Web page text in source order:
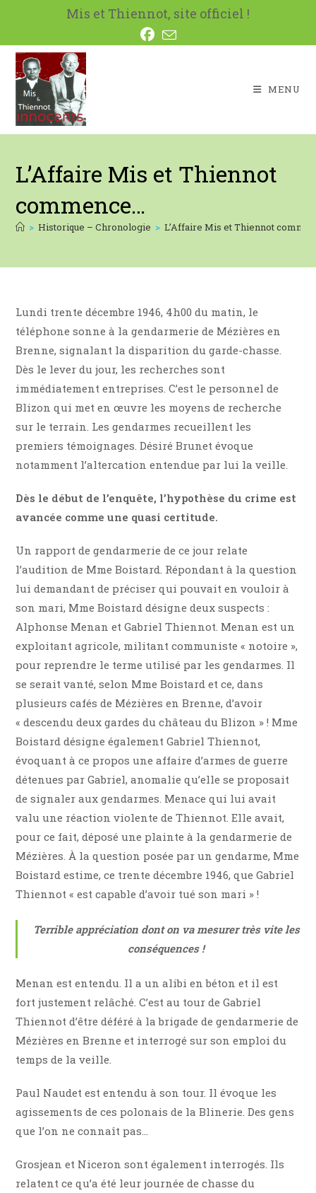
content
Mis et Thiennot, site officiel !
MENU
L’Affaire Mis et Thiennot
commence…
> Historique – Chronologie > L’Affaire Mis et Thiennot
Lundi trente décembre 1946, 4h00 du matin, le
téléphone sonne à la gendarmerie de Mézières en
Brenne, signalant la disparition du garde-chasse.
Dès le lever du jour, les recherches sont
immédiatement entreprises. C’est le personnel de
Blizon qui met en œuvre les moyens de recherche
sur le terrain. Les gendarmes recueillent les
premiers témoignages. Désiré Brunet évoque
notamment l’altercation entendue par lui la veille.
Dès le début de l’enquête, l’hypothèse du crime est
avancée comme une quasi certitude.
Un rapport de gendarmerie de ce jour relate
l’audition de Mme Boistard. Répondant à la question
lui demandant de préciser qui pouvait en vouloir à
son mari, Mme Boistard désigne deux suspects :
Alphonse Menan et Gabriel Thiennot. Menan est un
exploitant agricole, militant communiste « notoire »,
pour reprendre le terme utilisé par les gendarmes. Il
se serait vanté, selon Mme Boistard et ce, dans
plusieurs cafés de Mézières en Brenne, d’avoir
« descendu deux gardes du château du Blizon » ! Mme
Boistard désigne également Gabriel Thiennot,
évoquant à ce propos une affaire d’armes de guerre
détenues par Gabriel, anomalie qu’elle se proposait
de signaler aux gendarmes. Menace qui lui avait
valu une réaction violente de Thiennot. Elle avait,
pour ce fait, déposé une plainte à la gendarmerie de
Mézières. À la question posée par un gendarme, Mme
Boistard estime, ce trente décembre 1946, que Gabriel
Thiennot « est capable d’avoir tué son mari » !
Terrible appréciation dont on va mesurer très vite les
conséquences !
Menan est entendu. Il a un alibi en béton et il est
fort justement relâché. C’est au tour de Gabriel
Thiennot d’être déféré à la brigade de gendarmerie de
Mézières en Brenne et interrogé sur son emploi du
temps de la veille.
Paul Naudet est entendu à son tour. Il évoque les
agissements de ces polonais de la Blinerie. Des gens
que l’on ne connaît pas…
Grosjean et Niceron sont également interrogés. Ils
relatent ce qu’a été leur journée de chasse du